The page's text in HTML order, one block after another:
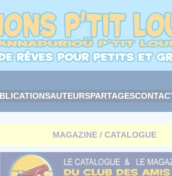
AUTEURSPARTAGES
MAGAZINE / CATALOGUE